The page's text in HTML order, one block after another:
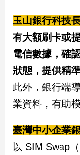
活
建
築/
室
內
設
計
旅
美
食
星
玉山銀行科技
有大額刷卡或
電信數據，確
狀態，提供精
此外，銀行端
業資料，有助
臺灣中小企業
以 SIM Swap